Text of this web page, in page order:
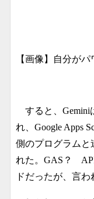
【画像】自分が
すると、Gemini
れ、Google Apps
側のプログラムと
れた。GAS？
ドだったが、言わ